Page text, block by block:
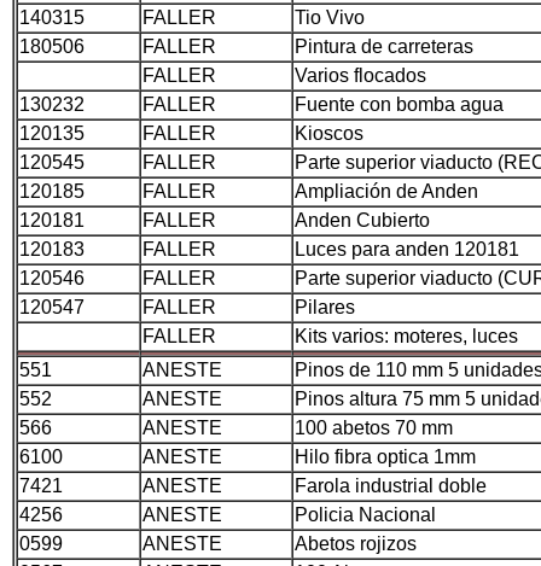
140315
FALLER
Tio Vivo
180506
FALLER
Pintura de carreteras
FALLER
Varios flocados
130232
FALLER
Fuente con bomba agua
120135
FALLER
Kioscos
120545
FALLER
Parte superior viaducto
120185
FALLER
Ampliación de Anden
120181
FALLER
Anden Cubierto
120183
FALLER
Luces para anden 120181
120546
FALLER
Parte superior viaducto
120547
FALLER
Pilares
FALLER
Kits varios: moteres, luces
551
ANESTE
Pinos de 110 mm 5
552
ANESTE
Pinos altura 75 mm 5
566
ANESTE
100 abetos 70 mm
6100
ANESTE
Hilo fibra optica 1mm
7421
ANESTE
Farola industrial doble
4256
ANESTE
Policia Nacional
0599
ANESTE
Abetos rojizos